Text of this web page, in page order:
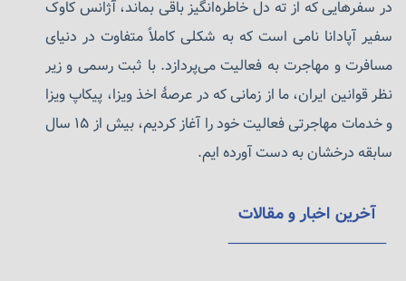
در سفرهایی که از ته دل خاطره‌انگیز باقی بماند، آژانس کاوک
سفیر آپادانا نامی است که به شکلی کاملاً متفاوت در دنیای
مسافرت و مهاجرت به فعالیت می‌پردازد. با ثبت رسمی و زیر
نظر قوانین ایران، ما از زمانی که در عرصهٔ اخذ ویزا، پیکاپ ویزا
و خدمات مهاجرتی فعالیت خود را آغاز کردیم، بیش از ۱۵ سال
سابقه درخشان به دست آورده ایم.
آخرین اخبار و مقالات